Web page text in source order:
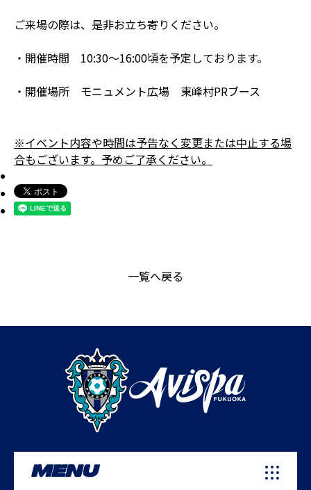
ご来場の際は、是非お立ち寄りください。
・開催時間 10:30～16:00頃を予定しております。
・開催場所 モニュメント広場 東峰村PRブース
※イベント内容や時間は予告なく変更または中止する場
合もございます。予めご了承ください。
一覧へ戻る
MENU